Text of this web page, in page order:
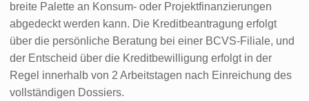
breite Palette an Konsum- oder Projektfinanzierungen
abgedeckt werden kann. Die Kreditbeantragung erfolgt
über die persönliche Beratung bei einer BCVS-Filiale, und
der Entscheid über die Kreditbewilligung erfolgt in der
Regel innerhalb von 2 Arbeitstagen nach Einreichung des
vollständigen Dossiers.